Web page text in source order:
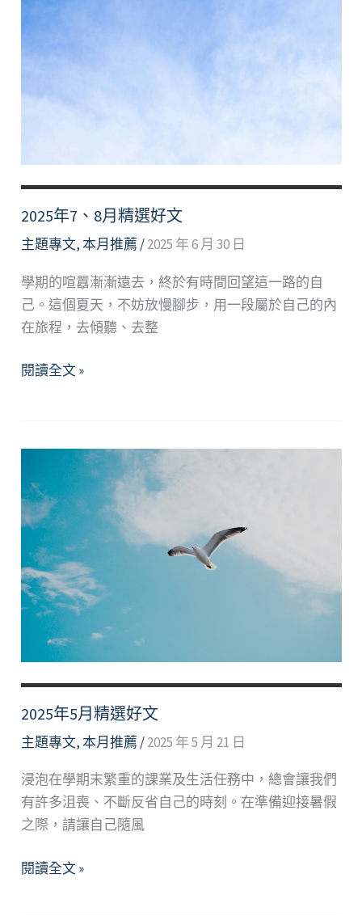
2025年7、8月精選好文
主題專文,本月推薦/2025 年 6 月 30 日
學期的喧囂漸漸遠去，終於有時間回望這一路的自
己。這個夏天，不妨放慢腳步，用一段屬於自己的內
在旅程，去傾聽、去整
2025
精
選
好
文
閱讀全文 »
2025年5月精選好文
主題專文,本月推薦 /2025 年 5 月 21 日
浸泡在學期末繁重的課業及生活任務中，總會讓我們
有許多沮喪、不斷反省自己的時刻。在準備迎接暑假
之際，請讓自己隨風
2025
閱讀全文 »